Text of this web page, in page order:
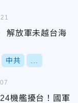
解放軍未越台海
中共
機艦擾台！國軍